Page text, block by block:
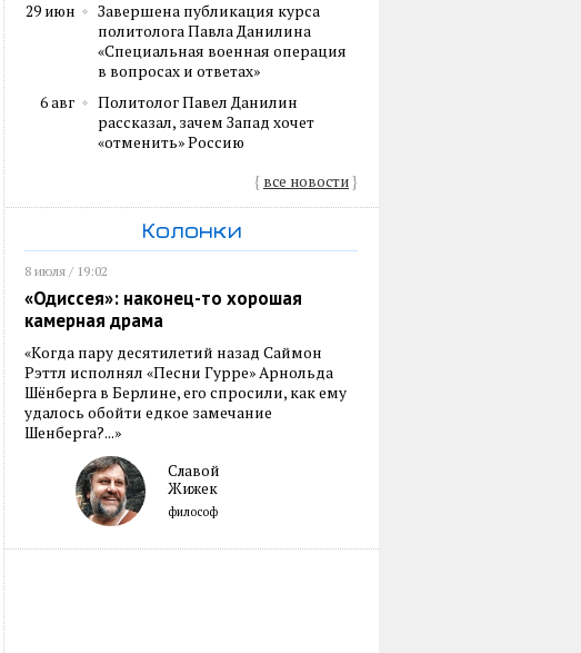
29 июн
Завершена публикация курса
политолога Павла Данилина
«Специальная военная операция
в вопросах и ответах»
6 авг
Политолог Павел Данилин
рассказал, зачем Запад хочет
«отменить» Россию
{ все новости}
Колонки
8 июля / 19:02
«Одиссея»: наконец-то хорошая
камерная драма
«Когда пару десятилетий назад Саймон
Рэттл исполнял «Песни Гурре» Арнольда
Шёнберга в Берлине, его спросили, как ему
удалось обойти едкое замечание
Шенберга?...»
Славой
Жижек
философ